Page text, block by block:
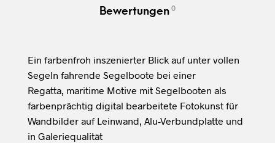
Bewertungen 0
Ein farbenfroh inszenierter Blick auf unter vollen
Segeln fahrende Segelboote bei einer
Regatta, maritime Motive mit Segelbooten als
farbenprächtig digital bearbeitete Fotokunst für
Wandbilder auf Leinwand, Alu-Verbundplatte und
in Galeriequalität